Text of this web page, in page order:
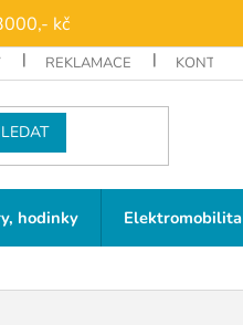
kč
REKLAMACE KONTAKTY
hodinky Elektromobilita